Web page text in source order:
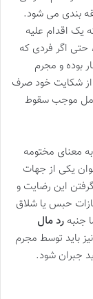
بندی می شود.
یک اقدام علیه
حتی اگر فردی که
بوده و مجرم
از شکایت خود صرف
موجب سقوط
معنای مختومه
یکی از جهات
این رضایت و
حبس یا شلاق
جنبه رد مال
باید توسط مجرم
جبران شود.